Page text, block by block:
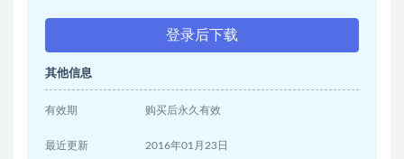
登录后下载
其他信息
有效期 购买后永久有效
最近更新 2016年01月23日